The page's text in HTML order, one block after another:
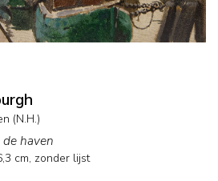
(N.H.)
haven
cm, zonder lijst